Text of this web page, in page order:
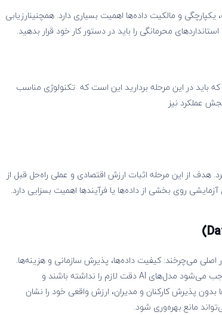
و مالکیت داده‌ها اهمیت بسیاری دارد. همچنینارزیابی
محرمانگی را باید در دستور کار خود قرار بدهید.
در این مرحله بردارید این است که تکنولوژی مناسب
هدف از این مرحله اثبات ارزش اقتصادی و عملی راه‌حل قبل از
روی بخشی از داده‌ها یا فرآیندها اهمیت بسزایی دارد.
)
می‌چرخند: کیفیت داده‌ها، پذیرش سازمانی و هزینه‌ها.
بسیاری از شرکت‌ها با داده‌های ناقص، پراکنده یا نادرست مواجه‌اند که موجب می‌شود مدل‌های AI دقت لازم را نداشته باشند و
پذیرش کارکنان و مدیران، ارزش واقعی خود را نشان
مانع بهره‌وری شود.